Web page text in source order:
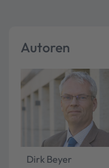
Autoren
Dirk Beyer